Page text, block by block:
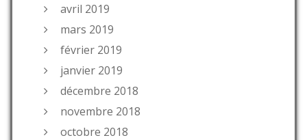
avril 2019
mars 2019
février 2019
janvier 2019
décembre 2018
novembre 2018
octobre 2018